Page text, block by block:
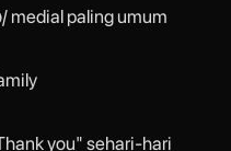
medial paling umum
you" sehari-hari